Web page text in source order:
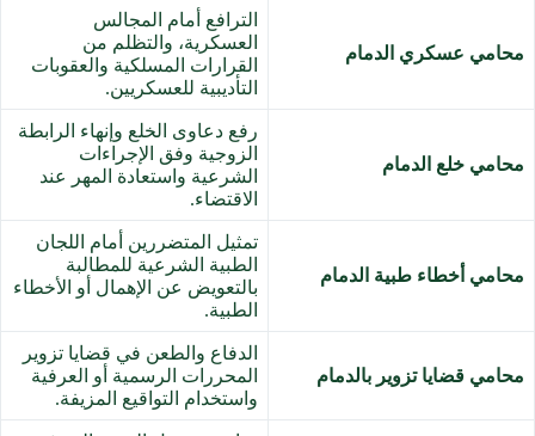
محامي عسكري الدمام
الترافع أمام المجالس
العسكرية، والتظلم من
القرارات المسلكية والعقوبات
التأديبية للعسكريين.
محامي خلع الدمام
رفع دعاوى الخلع وإنهاء الرابطة
الزوجية وفق الإجراءات
الشرعية واستعادة المهر عند
الاقتضاء.
محامي أخطاء طبية الدمام
تمثيل المتضررين أمام اللجان
الطبية الشرعية للمطالبة
بالتعويض عن الإهمال أو الأخطاء
الطبية.
محامي قضايا تزوير بالدمام
الدفاع والطعن في قضايا تزوير
المحررات الرسمية أو العرفية
واستخدام التواقيع المزيفة.